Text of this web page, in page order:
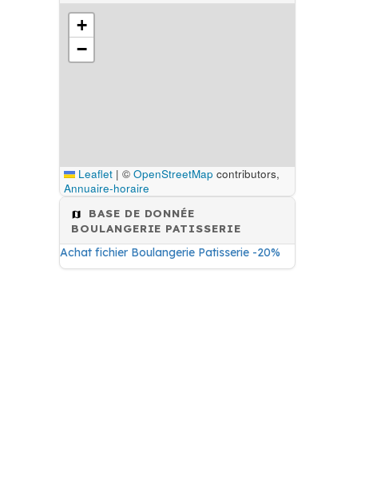
+
−
Leaflet | © OpenStreetMap contributors,
Annuaire-horaire
BASE DE DONNÉE
BOULANGERIE PATISSERIE
Achat fichier Boulangerie Patisserie -20%